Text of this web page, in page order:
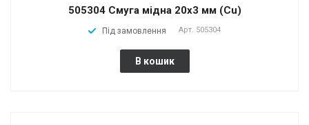
505304 Смуга мідна 20х3 мм (Cu)
Під замовлення Арт. 505304
В кошик